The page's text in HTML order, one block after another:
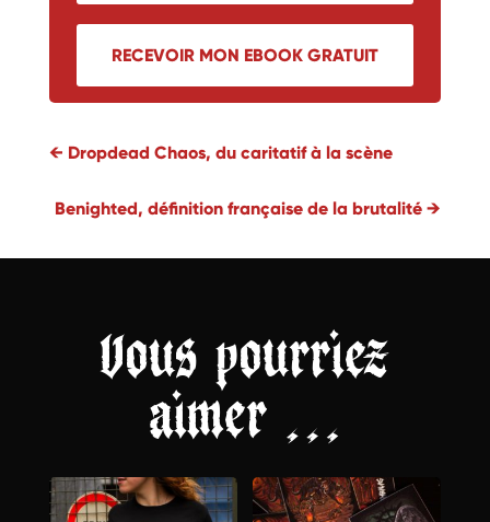
RECEVOIR MON EBOOK GRATUIT
← Dropdead Chaos, du caritatif à la scène
Benighted, définition française de la brutalité →
Vous pourriez
aimer …